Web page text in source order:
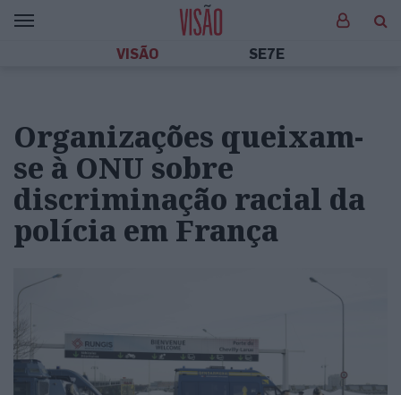
VISÃO SE7E
Organizações queixam-
se à ONU sobre
discriminação racial da
polícia em França